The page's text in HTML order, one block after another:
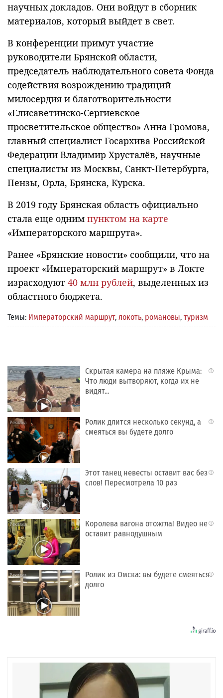
научных докладов. Они войдут в сборник
материалов, который выйдет в свет.
В конференции примут участие
руководители Брянской области,
председатель наблюдательного совета Фонда
содействия возрождению традиций
милосердия и благотворительности
«Елисаветинско-Сергиевское
просветительское общество» Анна Громова,
главный специалист Госархива Российской
Федерации Владимир Хрусталёв, научные
специалисты из Москвы, Санкт-Петербурга,
Пензы, Орла, Брянска, Курска.
В 2019 году Брянская область официально
стала еще одним пунктом на карте
«Императорского маршрута».
Ранее «Брянские новости» сообщили, что на
проект «Императорский маршрут» в Локте
израсходуют 40 млн рублей, выделенных из
областного бюджета.
Темы: Императорский маршрут, локоть, романовы, туризм
i
Скрытая камера на пляже Крыма:
Что люди вытворяют, когда их не
видят...
i
Ролик длится несколько секунд, а
смеяться вы будете долго
i
Этот танец невесты оставит вас без
слов! Пересмотрела 10 раз
i
Королева вагона отожгла! Видео не
оставит равнодушным
i
Ролик из Омска: вы будете смеяться
долго